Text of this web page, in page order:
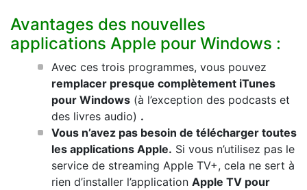
Avantages des nouvelles
applications Apple pour Windows :
Avec ces trois programmes, vous pouvez
remplacer presque complètement iTunes
pour Windows (à l’exception des podcasts et
des livres audio) .
Vous n’avez pas besoin de télécharger toutes
les applications Apple. Si vous n’utilisez pas le
service de streaming Apple TV+, cela ne sert à
rien d’installer l’application Apple TV pour